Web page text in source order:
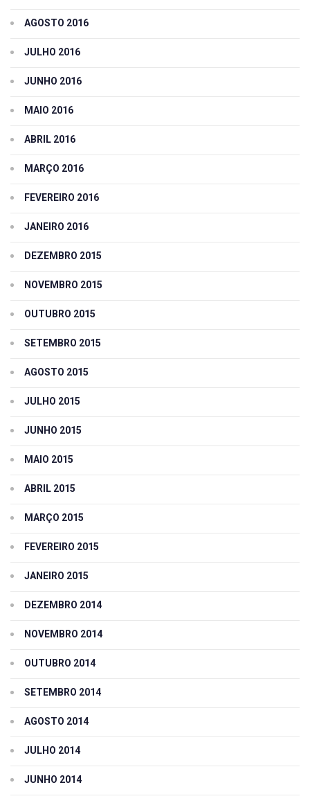
AGOSTO 2016
JULHO 2016
JUNHO 2016
MAIO 2016
ABRIL 2016
MARÇO 2016
FEVEREIRO 2016
JANEIRO 2016
DEZEMBRO 2015
NOVEMBRO 2015
OUTUBRO 2015
SETEMBRO 2015
AGOSTO 2015
JULHO 2015
JUNHO 2015
MAIO 2015
ABRIL 2015
MARÇO 2015
FEVEREIRO 2015
JANEIRO 2015
DEZEMBRO 2014
NOVEMBRO 2014
OUTUBRO 2014
SETEMBRO 2014
AGOSTO 2014
JULHO 2014
JUNHO 2014